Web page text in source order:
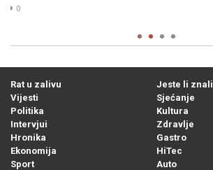
Rat u zalivu
Vijesti
Politika
Intervjui
Hronika
Ekonomija
Sport
Jeste li znali
Sjećanje
Kultura
Zdravlje
Gastro
HiTec
Auto